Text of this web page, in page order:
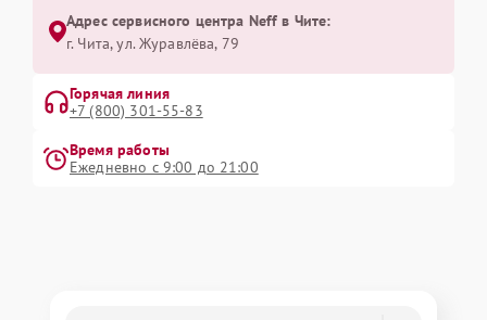
Адрес сервисного центра Neff в Чите:
г. Чита, ул. Журавлёва, 79
Горячая линия
+7 (800) 301-55-83
Время работы
Ежедневно с 9:00 до 21:00